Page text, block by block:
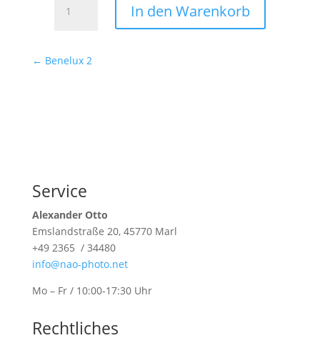
In den Warenkorb
← Benelux 2
Service
Alexander Otto
Emslandstraße 20, 45770 Marl
+49 2365 / 34480
info@nao-photo.net
Mo – Fr / 10:00-17:30 Uhr
Rechtliches